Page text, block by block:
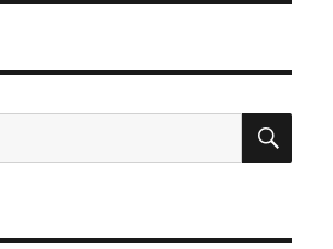
検